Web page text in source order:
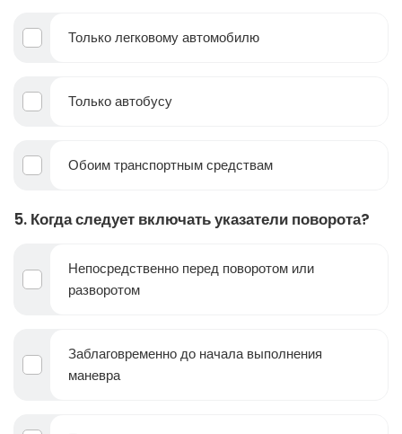
Только легковому автомобилю
Только автобусу
Обоим транспортным средствам
5. Когда следует включать указатели поворота?
Непосредственно перед поворотом или
разворотом
Заблаговременно до начала выполнения
маневра